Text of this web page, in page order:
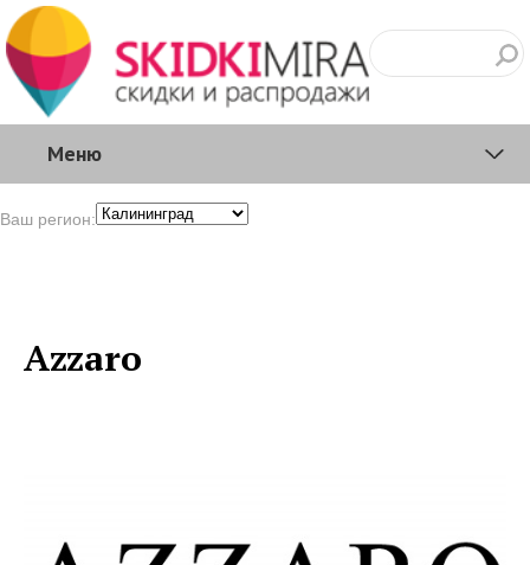
Меню
Ваш регион:
Azzaro